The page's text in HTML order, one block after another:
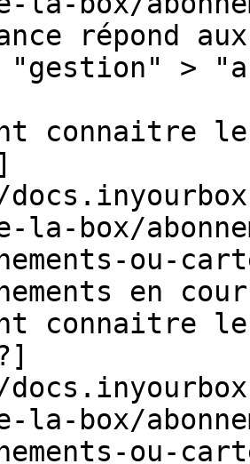
répond
>
connaitre
la-box/
ou-
en
connaitre
la-box/
ou-